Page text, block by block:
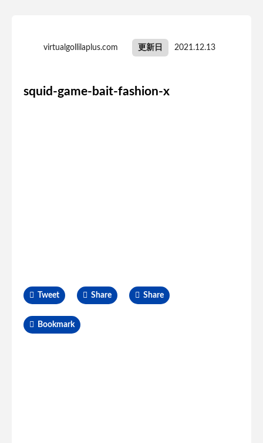
virtualgollilaplus.com 更新日 2021.12.13
squid-game-bait-fashion-x
Tweet Share Share
Bookmark